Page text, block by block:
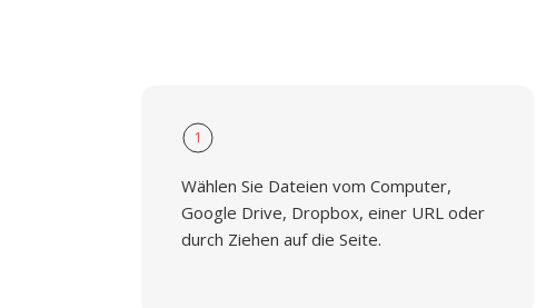
1
Wählen Sie Dateien vom Computer,
Google Drive, Dropbox, einer URL oder
durch Ziehen auf die Seite.